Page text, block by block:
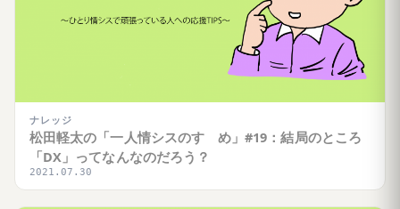
ナレッジ
松田軽太の「一人情シスのすゝめ」#19：結局のところ
「DX」ってなんなのだろう？
2021.07.30